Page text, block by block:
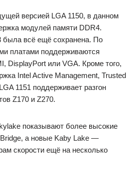
версией LGA 1150, в данном
модулей памяти DDR4.
была всё ещё сохранена. По
платами поддерживаются
DisplayPort или VGA. Кроме того,
Intel Active Management, Trusted
1151 поддерживает разгон
Z170 и Z270.
показывают более высокие
а новые Kaby Lake —
скорости ещё на несколько